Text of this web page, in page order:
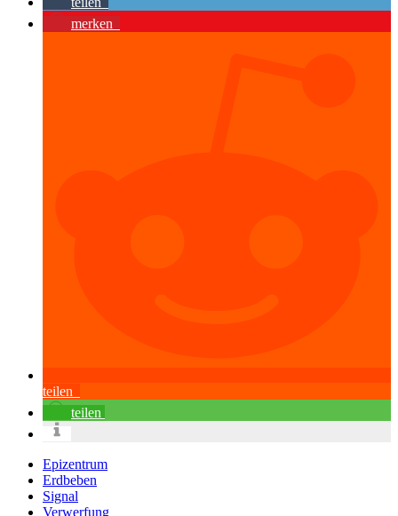
merken
teilen
teilen
Epizentrum
Erdbeben
Signal
Verwerfung